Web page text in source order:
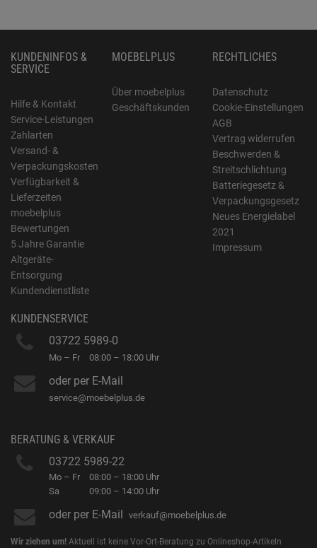
KUNDENINFOS &
SERVICE
Hilfe & Kontakt
Service-Leistungen
Zahlarten
Versand- &
Verpackungskosten
Verfügbarkeit &
Lieferzeiten
moebelplus
Bewertungen
5 Jahre Garantie
Altgeräte-
Entsorgung
Kundendienstliste
MOEBELPLUS
Über moebelplus
Geschäftskunden
RECHTLICHES
Datenschutz
Cookie-Einstellungen
AGB
Vertrag widerrufen
Beschwerden &
Streitschlichtung
Batteriegesetz &
Verpackungsgesetz
Neues Energielabel
2021
Impressum
KUNDENSERVICE
03722 5989-0
Mo – Fr 08:00 – 18:00 Uhr
oder per E-Mail
service@moebelplus.de
BERATUNG & VERKAUF
03722 5989-22
Mo – Fr
Sa
08:00 – 18:00 Uhr
09:00 – 14:00 Uhr
oder per E-Mail verkauf@moebelplus.de
Wir ziehen um! Aktuell ist keine Vor-Ort-Beratung zu Onlineshop-Artikeln